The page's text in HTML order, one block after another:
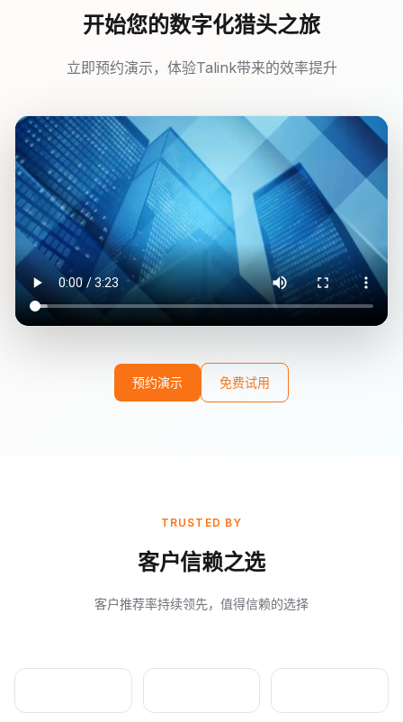
开始您的数字化猎头之旅
立即预约演示，体验Talink带来的效率提升
预约演示 免费试用
TRUSTED BY
客户信赖之选
客户推荐率持续领先，值得信赖的选择